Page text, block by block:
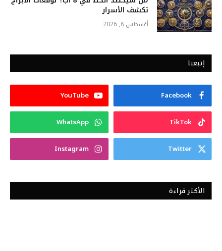
تكشف الأسرار
أغسطس 8, 2026
إتبعنا
Facebook
YouTube
TikTok
WhatsApp
Twitter
Instagram
الأكثر قراءة